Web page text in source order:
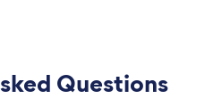
Questions